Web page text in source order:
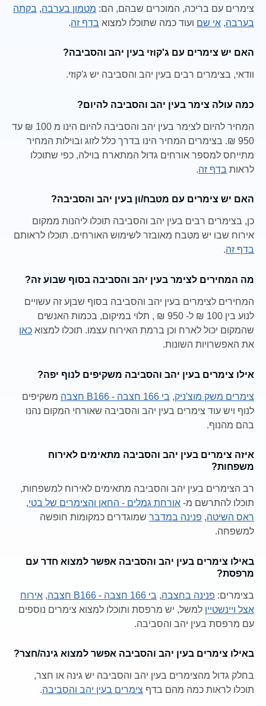
צימרים עם בריכה, המוכרים שבהם, הם: מטמון בערבה, בקתה
בערבה, אי שם ועוד כמה שתוכלו למצוא בדף זה.
האם יש צימרים עם ג'קוזי בעין יהב והסביבה?
וודאי, בצימרים רבים בעין יהב והסביבה יש ג'קוזי.
כמה עולה צימר בעין יהב והסביבה להיום?
המחיר להיום לצימר בעין יהב והסביבה להיום הינו מ 100 ₪ עד
950 ₪. בצימרים המחיר הינו בדרך כלל לזוג ובוילות המחיר
מתייחס למספר אורחים גדול המתארח בוילה, כפי שתוכלו
לראות בדף זה.
האם יש צימרים עם מטבח/ון בעין יהב והסביבה?
כן, בצימרים רבים בעין יהב והסביבה תוכלו ליהנות ממקום
אירוח שבו יש מטבח מאובזר לשימוש האורחים. תוכלו לראותם
בדף זה.
מה המחירים לצימר בעין יהב והסביבה בסוף שבוע זה?
המחירים לצימרים בעין יהב והסביבה בסוף שבןע זה עשויים
לנוע בין 100 ₪ ל- 950 ₪ , תלוי במיקום, בכמות האנשים
שהמקום יכול לארח וכן ברמת האירוח עצמו. תוכלו למצוא כאן
את האפשרויות השונות.
אילו צימרים בעין יהב והסביבה משקיפים לנוף יפה?
צימרים משק מוצ'ניק, בי 166 חצבה - B166 חצבה
משקיפים
לנוף ויש עוד צימרים בעין יהב והסביבה שאורחי המקום נהנו
בהם מהנוף.
איזה צימרים בעין יהב והסביבה מתאימים לאירוח
משפחות?
רב הצימרים בעין יהב והסביבה מתאימים לאירוח למשפחות,
תוכלו להתרשם מ- אורחת גמלים - החאן והצימרים של בטי,
ראס השיטה, פנינה במדבר שמוגדרים כמקומות חופשה
למשפחה.
באילו צימרים בעין יהב והסביבה אפשר למצוא חדר עם
מרפסת?
בצימרים: פנינה בחצבה, בי 166 חצבה - B166 חצבה , אירוח
אצל ויינשטיין למשל, יש מרפסת ותוכלו למצוא צימרים נוספים
עם מרפסת בעין יהב והסביבה.
באילו צימרים בעין יהב והסביבה אפשר למצוא גינה/חצר?
בחלק גדול מהצימרים בעין יהב והסביבה יש גינה או חצר,
תוכלו לראות כמה מהם בדף צימרים בעין יהב והסביבה.